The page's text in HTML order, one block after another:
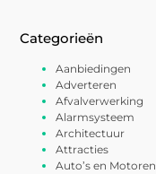
Categorieën
Aanbiedingen
Adverteren
Afvalverwerking
Alarmsysteem
Architectuur
Attracties
Auto’s en Motoren